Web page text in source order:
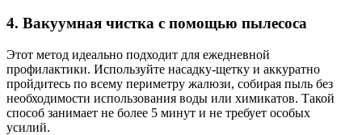
4. Вакуумная чистка с помощью пылесоса
Этот метод идеально подходит для ежедневной
профилактики. Используйте насадку-щетку и аккуратно
пройдитесь по всему периметру жалюзи, собирая пыль без
необходимости использования воды или химикатов. Такой
способ занимает не более 5 минут и не требует особых
усилий.